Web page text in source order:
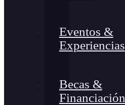
Eventos &
Experiencias
Becas &
Financiación